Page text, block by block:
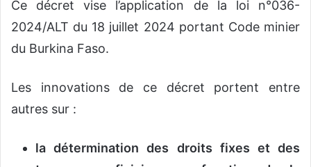
Ce décret vise l’application de la loi n°036-
2024/ALT du 18 juillet 2024 portant Code minier
du Burkina Faso.
Les innovations de ce décret portent entre
autres sur :
la détermination des droits fixes et des